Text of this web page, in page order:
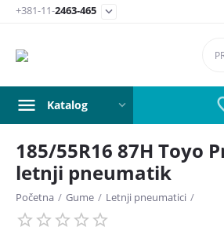
+381-11-2463-465 
Katalog
185/55R16 87H Toyo
letnji pneumatik
Početna / Gume / Letnji pneumatici /